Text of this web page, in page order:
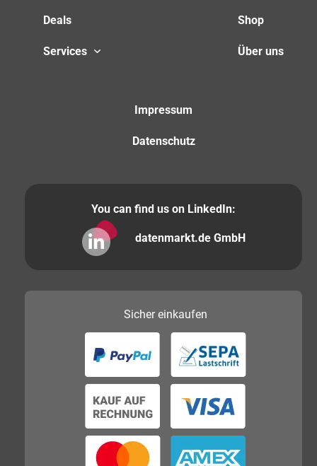
Deals
Services
Shop
Über uns
Impressum
Datenschutz
You can find us on LinkedIn:
datenmarkt.de GmbH
Sichereinkaufen